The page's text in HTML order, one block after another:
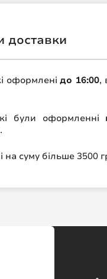
доставки
оформленідо 16:00,
були оформленні
суму більше 3500